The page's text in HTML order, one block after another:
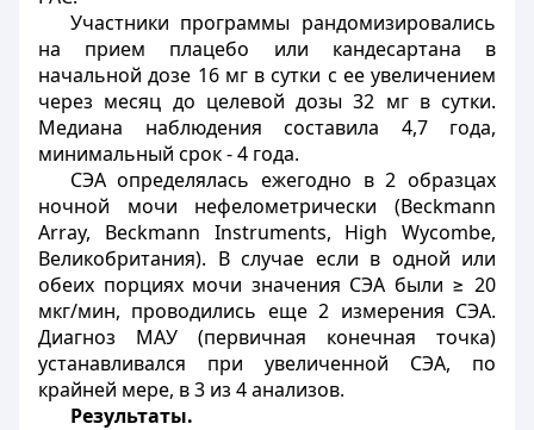
Участники программы рандомизировались
на прием плацебо или кандесартана в
начальной дозе 16 мг в сутки с ее увеличением
через месяц до целевой дозы 32 мг в сутки.
Медиана наблюдения составила 4,7 года,
минимальный срок - 4 года.
СЭА определялась ежегодно в 2 образцах
ночной мочи нефелометрически (Beckmann
Array, Beckmann Instruments, High Wycombe,
Великобритания). В случае если в одной или
обеих порциях мочи значения СЭА были ≥ 20
мкг/мин, проводились еще 2 измерения СЭА.
Диагноз МАУ (первичная конечная точка)
устанавливался при увеличенной СЭА, по
крайней мере, в 3 из 4 анализов.
Результаты.